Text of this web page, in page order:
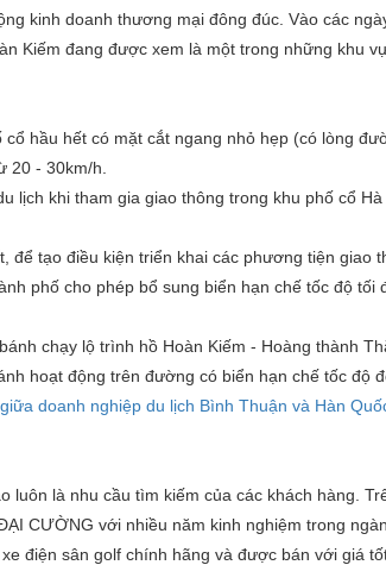
kinh doanh thương mại đông đúc. Vào các
Kiếm đang được xem là một trong những khu
hầu hết có mặt cắt ngang nhỏ hẹp (có lòng
20 - 30km/h.
lịch khi tham gia giao thông trong khu phố cổ Hà
để tạo điều kiện triển khai các phương tiện giao
phố cho phép bổ sung biển hạn chế tốc độ
chạy lộ trình hồ Hoàn Kiếm - Hoàng thành
hoạt động trên đường có biển hạn chế tốc độ
doanh nghiệp du lịch Bình Thuận và Hàn
luôn là nhu cầu tìm kiếm của các khách hàng.
CƯỜNG với nhiều năm kinh nghiệm trong
điện sân golf chính hãng và được bán với giá